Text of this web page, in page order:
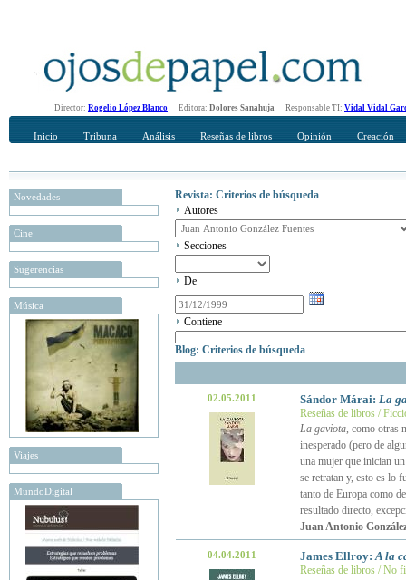
Director: Rogelio López Blanco Editora: Dolores Sanahuja Responsable TI: Vidal Vidal
Inicio Tribuna Análisis Reseñas de libros Opinión Creación
Novedades
Cine
Sugerencias
Música
Viajes
MundoDigital
Revista: Criterios de búsqueda
Autores
Secciones
De
Contiene
Blog: Criterios de búsqueda
02.05.2011 Sándor Márai: La
Reseñas de libros /
La gaviota, como otras
inesperado (pero de
una mujer que inician
se retratan y, esto es lo
tanto de Europa como
resultado directo,
Juan Antonio
04.04.2011 James Ellroy:A la
Reseñas de libros / No